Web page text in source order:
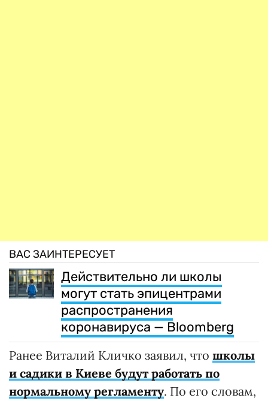
ВАС ЗАИНТЕРЕСУЕТ
Действительно ли школы
могут стать эпицентрами
распространения
коронавируса — Bloomberg
Ранее Виталий Кличко заявил, что школы
и садики в Киеве будут работать по
нормальному регламенту. По его словам,